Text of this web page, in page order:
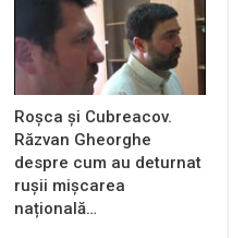
Roșca și Cubreacov.
Răzvan Gheorghe
despre cum au deturnat
rușii mișcarea
națională…